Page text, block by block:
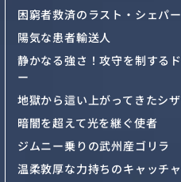
困窮者救済のラスト・シェパ
陽気な患者輸送人
静かなる強さ！攻守を制する
ー
地獄から這い上がってきたシ
暗闇を超えて光を継ぐ使者
ジムニー乗りの武州産ゴリラ
温柔敦厚な力持ちのキャッチ